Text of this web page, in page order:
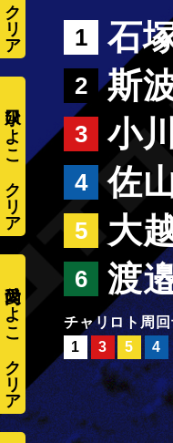
1 石
2 斯
3 小
4 佐
5 大
6 渡
周
1
3 5 4
愛内ひよこ
水口ひよこ